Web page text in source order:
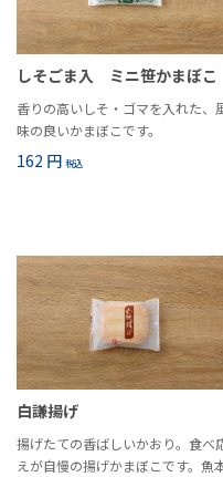
しそごま入 ミニ笹かまぼこ
香りの高いしそ・ゴマを入れた、
味の良いかまぼこです。
162 円 税込
白謙揚げ
揚げたての香ばしいかおり。食べ
えが自慢の揚げかまぼこです。魚